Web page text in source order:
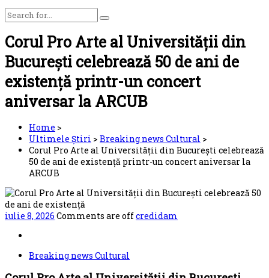
Corul Pro Arte al Universității din
București celebrează 50 de ani de
existență printr-un concert
aniversar la ARCUB
Home >
Ultimele Știri > Breaking news Cultural >
Corul Pro Arte al Universității din București celebrează
50 de ani de existență printr-un concert aniversar la
ARCUB
iulie 8, 2026 Comments are offcredidam
Breaking news Cultural